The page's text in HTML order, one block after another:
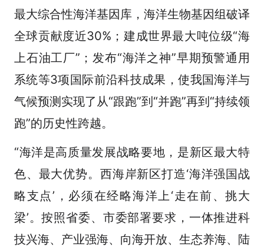
最大综合性海洋基因库，海洋生物基因组破译
全球贡献度近30%；建成世界最大吨位级“海
上石油工厂”；发布“海洋之神”早期预警通用
系统等3项国际前沿科技成果，使我国海洋与
气候预测实现了从“跟跑”到“并跑”再到“持续领
跑”的历史性跨越。
“海洋是高质量发展战略要地，是新区最大特
色、最大优势。西海岸新区打造‘海洋强国战
略支点’，必须在经略海洋上‘走在前、挑大
梁’。按照省委、市委部署要求，一体推进科
技兴海、产业强海、向海开放、生态养海、陆